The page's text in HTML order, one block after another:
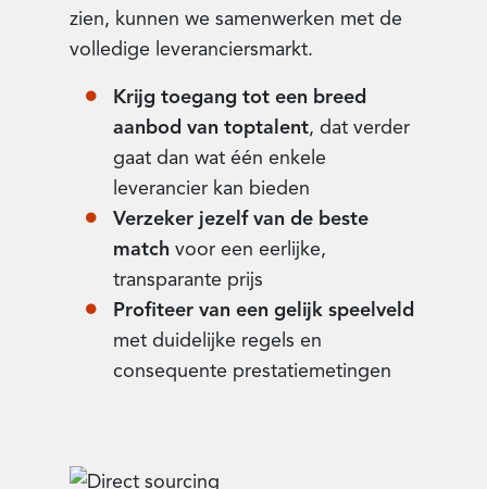
zien, kunnen we samenwerken met de
volledige leveranciersmarkt.
Krijg toegang tot een breed
aanbod van toptalent, dat verder
gaat dan wat één enkele
leverancier kan bieden
Verzeker jezelf van de beste
match voor een eerlijke,
transparante prijs
Profiteer van een gelijk speelveld
met duidelijke regels en
consequente prestatiemetingen